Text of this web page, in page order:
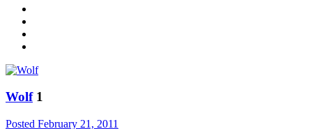
Wolf 1
Posted February 21, 2011